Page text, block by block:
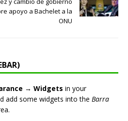
apoyo a Bachelet a la
ONU
→ Widgets in your
add some widgets into the Barra